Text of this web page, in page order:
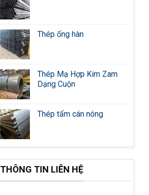
Thép ống hàn
Thép Mạ Hợp Kim Zam
Dạng Cuộn
Thép tấm cán nóng
THÔNG TIN LIÊN HỆ